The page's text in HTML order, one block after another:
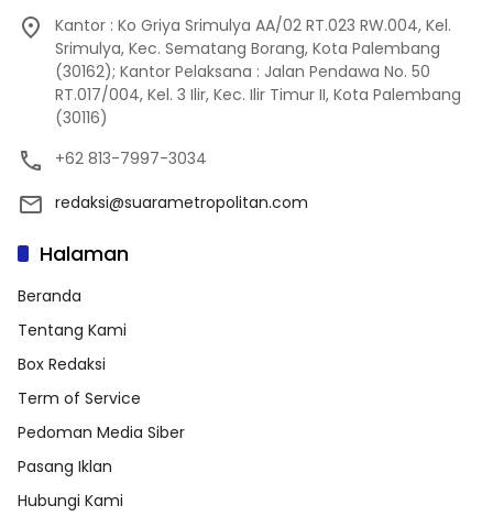
Kantor : Ko Griya Srimulya AA/02 RT.023 RW.004, Kel.
Srimulya, Kec. Sematang Borang, Kota Palembang
(30162); Kantor Pelaksana : Jalan Pendawa No. 50
RT.017/004, Kel. 3 Ilir, Kec. Ilir Timur II, Kota Palembang
(30116)
+62 813-7997-3034
redaksi@suarametropolitan.com
Halaman
Beranda
Tentang Kami
Box Redaksi
Term of Service
Pedoman Media Siber
Pasang Iklan
Hubungi Kami